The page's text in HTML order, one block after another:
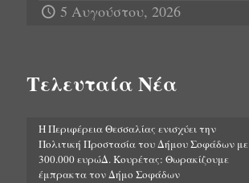
5 Αυγούστου, 2026
Τελευταία Νέα
Η Περιφέρεια Θεσσαλίας ενισχύει την
Πολιτική Προστασία του Δήμου Σοφάδων με
300.000 ευρώΔ. Κουρέτας: Θωρακίζουμε
έμπρακτα τον Δήμο Σοφάδων